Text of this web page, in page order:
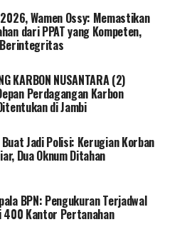
peserta mendaftar melalui
digital dan ekosistem
sama dengan BPJS
secara berkala, misalnya
fitur yang disediakan
telah mencukupi, mitra
JKN peserta melalui virtual
sistem BPJS Kesehatan.
sama dengan PT Goto
Wamen Ossy: Memastikan
dari PPAT yang Kompeten,
KARBON NUSANTARA (2)
Perdagangan Karbon
di Jambi
Jadi Polisi: Kerugian Korban
Dua Oknum Ditahan
BPN: Pengukuran Terjadwal
400 Kantor Pertanahan